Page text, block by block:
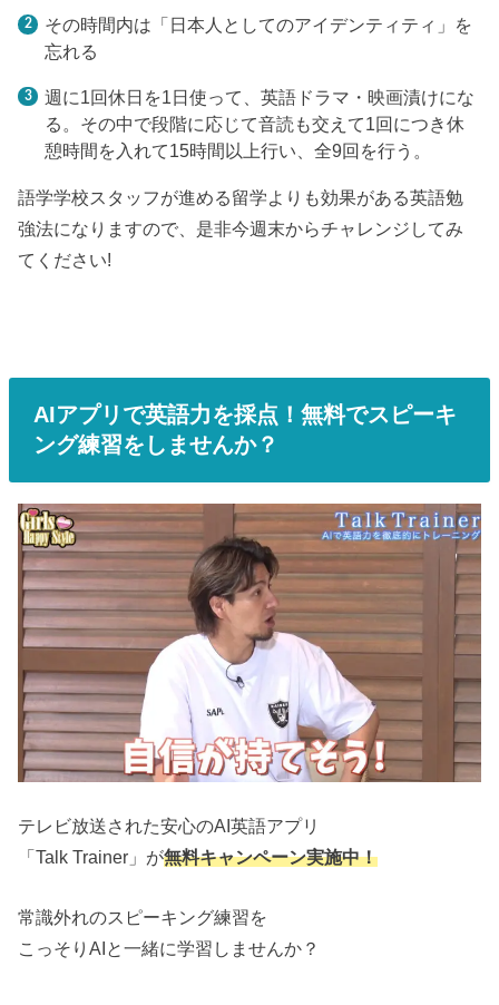
その時間内は「日本人としてのアイデンティティ」を
忘れる
週に1回休日を1日使って、英語ドラマ・映画漬けにな
る。その中で段階に応じて音読も交えて1回につき休
憩時間を入れて15時間以上行い、全9回を行う。
語学学校スタッフが進める留学よりも効果がある英語勉
強法になりますので、是非今週末からチャレンジしてみ
てください!
AIアプリで英語力を採点！無料でスピーキ
ング練習をしませんか？
テレビ放送された安心のAI英語アプリ
「Talk Trainer」が無料キャンペーン実施中！
常識外れのスピーキング練習を
こっそりAIと一緒に学習しませんか？